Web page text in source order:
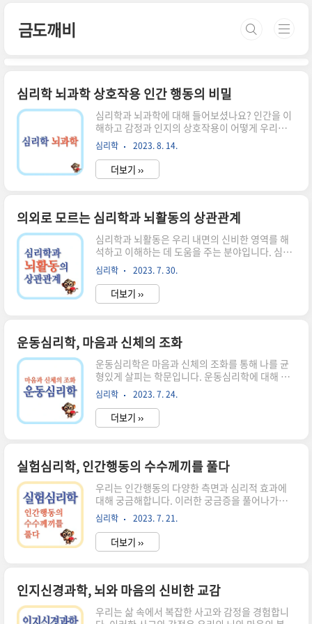
금도깨비
심리학 뇌과학 상호작용 인간 행동의 비밀
심리학과 뇌과학에 대해 들어보셨나요? 인간을 이
해하고 감정과 인지의 상호작용이 어떻게 우리의
행동을 결정할까요? 심리학과 뇌과학 분야는 우리
행동의 흐름을 밝히고 어떻게 영향을 주는지 알아
보겠습니다. 심리학, 탐구의 시작 당신은 아마도 자
신의 감정이 어떻게 작용하는지 궁금한 적이 있을
올 때가 있는지요. 이것이 바로 심리학의 시작점입
니다. 심리학은 마치 마음의 퍼즐을 조각조각 맞추
는 것과 같습니다. 우리는 각기 다른 상황에서 어떻
게 행동하며 선택하는지를 조명하는 심리학을 통
해, 우리 자신을 더 깊이 이해할 수 있습니다. 그 안
에는 감정의 파도와 사고의 물결, 그리고 행동의 미
로가 어우러져 있습니다. 우리는 ..
심리학 2023. 8. 14.
더보기 ››
의외로 모르는 심리학과 뇌활동의 상관관계
심리학과 뇌활동은 우리 내면의 신비한 영역를 해
석하고 이해하는 데 도움을 주는 분야입니다. 심리
학은 인간의 마음과 행동을 연구하는 학문이며, 뇌
활동은 이러한 심리적인 과정을 뇌에서 일어나는
생물학적인 활동과 연관 지어 연구하는 분야입니
다. 심리학과 뇌활동은 서로 상호작용하며 우리의
리는 아름다운 멜로디입니다. 우리는 삶 속에서 기
쁨과 슬픔, 사랑과 분노, 두려움과 희망 등 다양한
감정을 경험하며, 이러한 감정들은 우리가 세상을
인식하고 행동하는 방식에 큰 영향을 미칩니다. 각
각의 감정은 우리의 내면을 일깨우고, 삶에 의미와
깊이를 부여합니다. 심리학은 이러한 정서와 감정
의 원리를 규명하고, 우리가 어떻게..
심리학 2023. 7. 30.
더보기 ››
운동심리학, 마음과 신체의 조화
운동심리학은 마음과 신체의 조화를 통해 나를 균
형있게 살피는 학문입니다. 운동심리학에 대해 알
아보고, 운동으로 어떻게 감정적인 변화를 경험할
수 있는지 소개합니다. 운동이 우리에게 미치는 심
리적인 영향과 실제 적용 사례를 다루며, 운동심리
학을 통해 우리가 더 긍정적인 삶을 살 수 있도록 살
강을 촉진시키고, 스트레스를 해소하며, 자아실현
의 기회를 제공합니다. 그러나 운동은 단순한 신체
적 활동 이상의 의미를 지니고 있습니다. 이러한 의
미를 탐구하는 분야가 바로 운동심리학입니다. 운
동심리학은 우리의 마음과 정신에 미치는 운동의
영향을 연구하는 학문 분야로, 이를 통해 우리는 어
떻게 감정적인 변화를 경험할 수 있는지..
심리학 2023. 7. 24.
더보기 ››
실험심리학, 인간행동의 수수께끼를 풀다
우리는 인간행동의 다양한 측면과 심리적 효과에
대해 궁금해합니다. 이러한 궁금증을 풀어나가기
위해 실험심리학은 중요한 역할을 합니다. 실험심
리학은 과학적인 방법을 통해 인간행동과 심리적
효과를 탐구하고 이해하는 학문 분야입니다. 이 글
에서는 실험심리학의 개념과 중요성, 인간행동의
수수께끼를 해결하기 위한 과학적인 학문 분야입니
다. 이 분야는 실험과 연구를 통해 인간의 인지적,
감정적, 사회적 행동을 이해하고 설명하는 데에 초
심리학 2023. 7. 21.
더보기 ››
인지신경과학, 뇌와 마음의 신비한 교감
우리는 삶 속에서 복잡한 사고와 감정을 경험합니